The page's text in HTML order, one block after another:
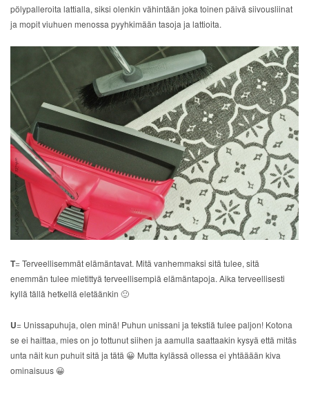
pölypalleroita lattialla, siksi olenkin vähintään joka toinen päivä siivousliinat
ja mopit viuhuen menossa pyyhkimään tasoja ja lattioita.
T= Terveellisemmät elämäntavat. Mitä vanhemmaksi sitä tulee, sitä
enemmän tulee mietittyä terveellisempiä elämäntapoja. Aika terveellisesti
kyllä tällä hetkellä eletäänkin 🙂
U= Unissapuhuja, olen minä! Puhun unissani ja tekstiä tulee paljon! Kotona
se ei haittaa, mies on jo tottunut siihen ja aamulla saattaakin kysyä että mitäs
unta näit kun puhuit sitä ja tätä 😀 Mutta kylässä ollessa ei yhtääään kiva
ominaisuus 😀